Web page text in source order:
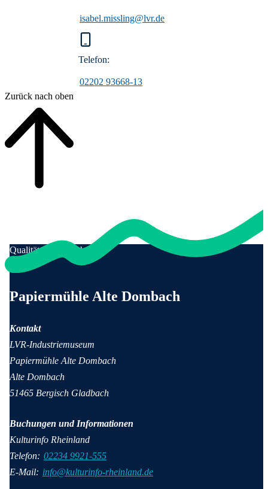
Uhr).
Verkehrsmitteln nur schwer erreichbar ist.
Nähere Informationen und das
Website LVR-Mobilitätsfonds
isabel.missling@lvr.de
Telefon:
02202 93668-13
Zurück nach oben
Qualität für Menschen
Papiermühle Alte Dombach
Kontakt
LVR-Industriemuseum
Papiermühle Alte Dombach
Alte Dombach
51465 Bergisch Gladbach
Buchungen und Informationen
Kulturinfo Rheinland
Telefon: 02234 9921-555
E-Mail: info@kulturinfo-rheinland.de